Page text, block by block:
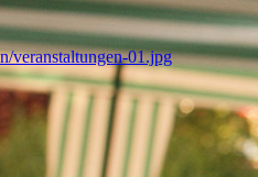
veranstaltungen-01.jpg